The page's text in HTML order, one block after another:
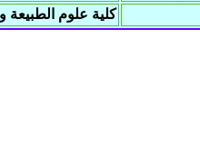
كلية علوم الطبيعة و